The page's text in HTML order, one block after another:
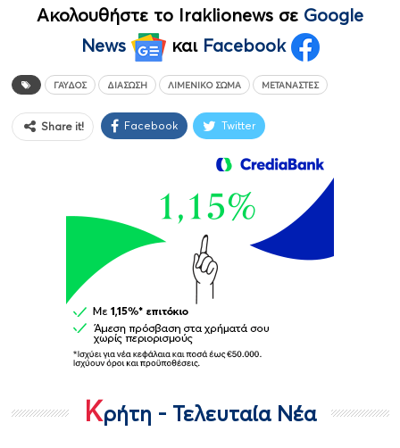
Ακολουθήστε το Iraklionews σε Google
News
και Facebook
ΓΑΎΔΟΣ ΔΙΆΣΩΣΗ ΛΙΜΕΝΙΚΌ ΣΏΜΑ ΜΕΤΑΝΆΣΤΕΣ
Share it! Facebook Twitter
Κρήτη - Τελευταία Νέα